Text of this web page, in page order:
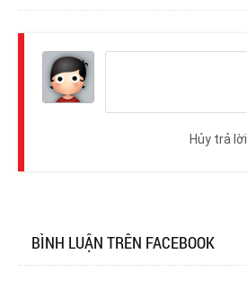
Hủy trả lời
BÌNH LUẬN TRÊN FACEBOOK